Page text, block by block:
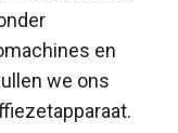
en
we ons